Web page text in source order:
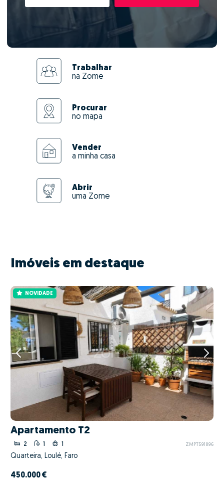
Trabalhar
na Zome
Procurar
no mapa
Vender
a minha casa
Abrir
uma Zome
Imóveis em destaque
NOVIDADE
Apartamento T2
2 1 1 ZMPT591896
Quarteira, Loulé, Faro
450.000 €